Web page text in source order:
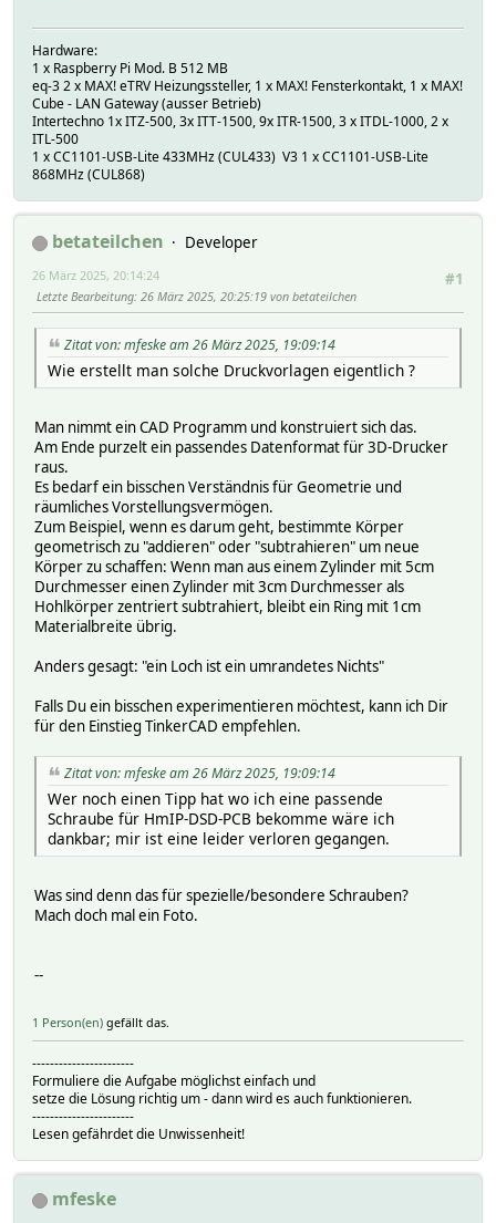
Hardware:
1 x Raspberry Pi Mod. B 512 MB
eq-3 2 x MAX! eTRV Heizungssteller, 1 x MAX! Fensterkontakt, 1 x MAX!
Cube - LAN Gateway (ausser Betrieb)
Intertechno 1x ITZ-500, 3x ITT-1500, 9x ITR-1500, 3 x ITDL-1000, 2 x
ITL-500
1 x CC1101-USB-Lite 433MHz (CUL433) V3 1 x CC1101-USB-Lite
868MHz (CUL868)
betateilchen
Developer
#1
26 März 2025, 20:14:24
Letzte Bearbeitung: 26 März 2025, 20:25:19 von betateilchen
Zitat von: mfeske am 26 März 2025, 19:09:14
Wie erstellt man solche Druckvorlagen eigentlich ?
Man nimmt ein CAD Programm und konstruiert sich das.
Am Ende purzelt ein passendes Datenformat für 3D-Drucker
raus.
Es bedarf ein bisschen Verständnis für Geometrie und
räumliches Vorstellungsvermögen.
Zum Beispiel, wenn es darum geht, bestimmte Körper
geometrisch zu "addieren" oder "subtrahieren" um neue
Körper zu schaffen: Wenn man aus einem Zylinder mit 5cm
Durchmesser einen Zylinder mit 3cm Durchmesser als
Hohlkörper zentriert subtrahiert, bleibt ein Ring mit 1cm
Materialbreite übrig.
Anders gesagt: "ein Loch ist ein umrandetes Nichts"
Falls Du ein bisschen experimentieren möchtest, kann ich Dir
für den Einstieg TinkerCAD empfehlen.
Zitat von: mfeske am 26 März 2025, 19:09:14
Wer noch einen Tipp hat wo ich eine passende
Schraube für HmIP-DSD-PCB bekomme wäre ich
dankbar; mir ist eine leider verloren gegangen.
Was sind denn das für spezielle/besondere Schrauben?
Mach doch mal ein Foto.
--
1 Person(en) gefällt das.
-----------------------
Formuliere die Aufgabe möglichst einfach und
setze die Lösung richtig um - dann wird es auch funktionieren.
-----------------------
Lesen gefährdet die Unwissenheit!
mfeske